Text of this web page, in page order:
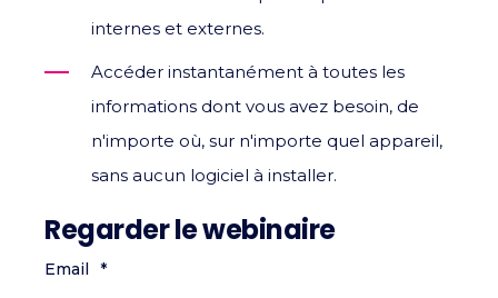
internes et externes.
Accéder instantanément à toutes les
informations dont vous avez besoin, de
n'importe où, sur n'importe quel appareil,
sans aucun logiciel à installer.
Regarder le webinaire
Email *